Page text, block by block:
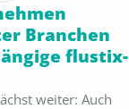
Branchen
flustix-
weiter: Auch